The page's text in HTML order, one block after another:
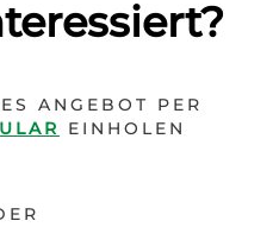
ANGEBOT PER
EINHOLEN